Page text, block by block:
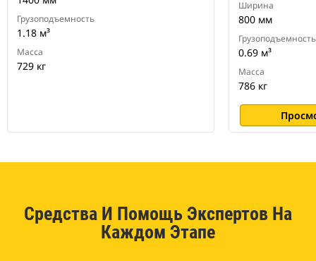
Грузоподъемность
1.18 м³
Масса
729 кг
Ширина
800 мм
Грузоподъемность
0.69 м³
Масса
786 кг
Средства И Помощь Экспертов На
Каждом Этапе